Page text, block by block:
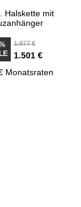
Halskette mit
1.877 €
1.501 €
Monatsraten